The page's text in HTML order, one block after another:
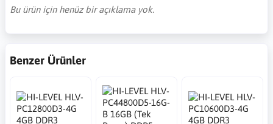
Bu ürün için henüz bir açıklama yok.
Benzer Ürünler